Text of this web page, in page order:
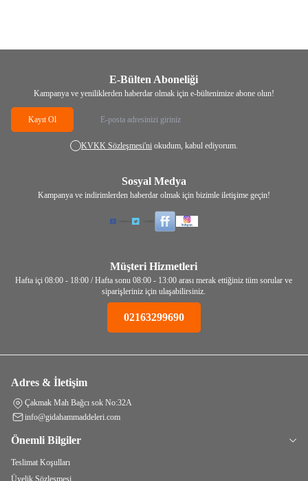
E-Bülten Aboneliği
Kampanya ve yeniliklerden haberdar olmak için e-bültenimize abone olun!
Kayıt Ol
KVKK Sözleşmesi'niokudum, kabul ediyorum.
Sosyal Medya
Kampanya ve indirimlerden haberdar olmak için bizimle iletişime geçin!
Müşteri Hizmetleri
Hafta içi 08:00 - 18:00 / Hafta sonu 08:00 - 13:00 arası merak ettiğiniz tüm sorular ve
siparişleriniz için ulaşabilirsiniz.
02163299690
Adres & İletişim
Çakmak Mah Bağcı sok No:32A
info@gidahammaddeleri.com
Önemli Bilgiler
Teslimat Koşulları
Üyelik Sözleşmesi